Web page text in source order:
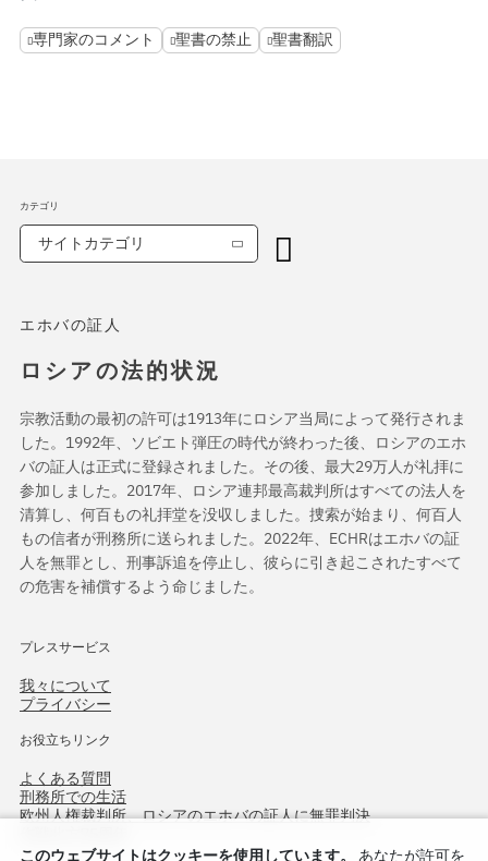
専門家のコメント 聖書の禁止 聖書翻訳
エホバの証人
ロシアの法的状況
宗教活動の最初の許可は1913年にロシア当局によって発行されま
した。1992年、ソビエト弾圧の時代が終わった後、ロシアのエホ
バの証人は正式に登録されました。その後、最大29万人が礼拝に
参加しました。2017年、ロシア連邦最高裁判所はすべての法人を
清算し、何百もの礼拝堂を没収しました。捜索が始まり、何百人
もの信者が刑務所に送られました。2022年、ECHRはエホバの証
人を無罪とし、刑事訴追を停止し、彼らに引き起こされたすべて
の危害を補償するよう命じました。
プレスサービス
我々について
プライバシー
お役立ちリンク
よくある質問
刑務所での生活
欧州人権裁判所、ロシアのエホバの証人に無罪判決
カテゴリ
サイトカテゴリ
このウェブサイトはクッキーを使用しています。 あなたが許可を